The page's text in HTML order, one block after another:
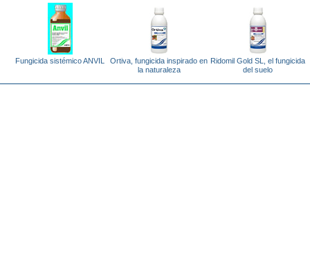
Fungicida sistémico ANVIL
Ortiva, fungicida inspirado en
la naturaleza
Ridomil Gold SL, el fungicida
del suelo